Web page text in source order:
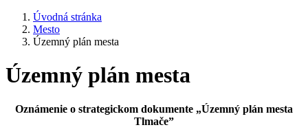
Úvodná stránka
Mesto
Územný plán mesta
Územný plán mesta
Oznámenie o strategickom dokumente „Územný plán mesta
Tlmače”